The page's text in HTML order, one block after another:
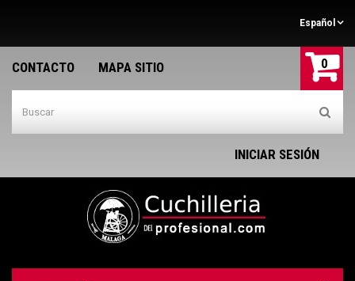
Español
CONTACTO MAPA SITIO 0
INICIAR SESIÓN